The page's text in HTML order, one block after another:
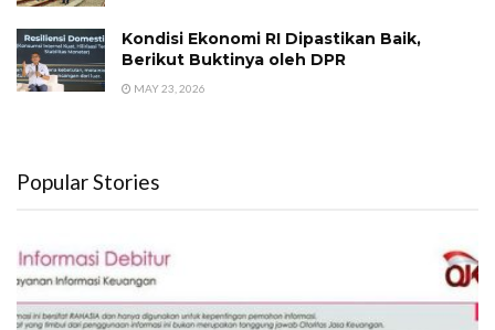
Kondisi Ekonomi RI Dipastikan Baik,
Berikut Buktinya oleh DPR
MAY 23, 2026
Popular Stories